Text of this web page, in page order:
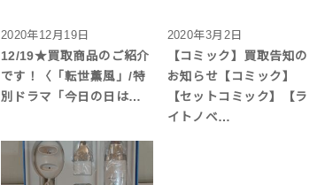
2020年12月19日
12/19★買取商品のご紹介
です！〈「転世薫風」/特
別ドラマ「今日の日は…
2020年3月2日
【コミック】買取告知の
お知らせ【コミック】
【セットコミック】【ラ
イトノベ…